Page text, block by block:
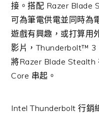
接。搭配 Razer Blade
可為筆電供電並同時為
遊戲有興趣，或打算用
影片，Thunderbolt™ 3
將Razer Blade Stealth
Core 串起。
Intel Thunderbolt 行銷